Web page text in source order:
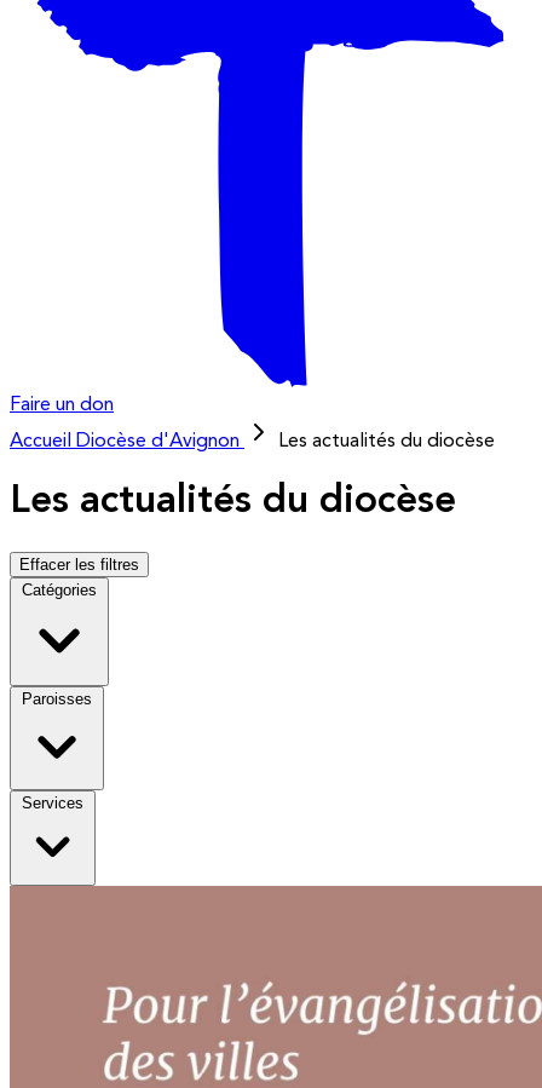
Faire un don
Accueil
Diocèse d'Avignon Les actualités du diocèse
Les actualités du diocèse
Effacer les filtres
Catégories
Paroisses
Services